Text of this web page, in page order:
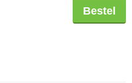
Bestel